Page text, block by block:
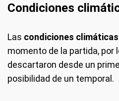
Condiciones
Las condiciones
momento de la partida, por
descartaron desde un
posibilidad de un temporal.